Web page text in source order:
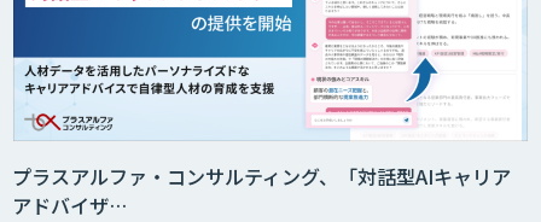
プラスアルファ・コンサルティング、「対話型AIキャリア
アドバイザ…